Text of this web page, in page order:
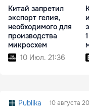
Китай запретил
экспорт гелия,
необходимого для
производства
микросхем
10 Июл. 21:36
Publika 10 августа